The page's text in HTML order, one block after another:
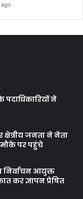
ago
ने
जनता ने नेता
मौके पर पहुंचे
निर्वाचन आयुक्त
कर ज्ञापन प्रेषित